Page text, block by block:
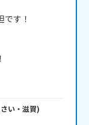
す！
さい・ 滋賀)